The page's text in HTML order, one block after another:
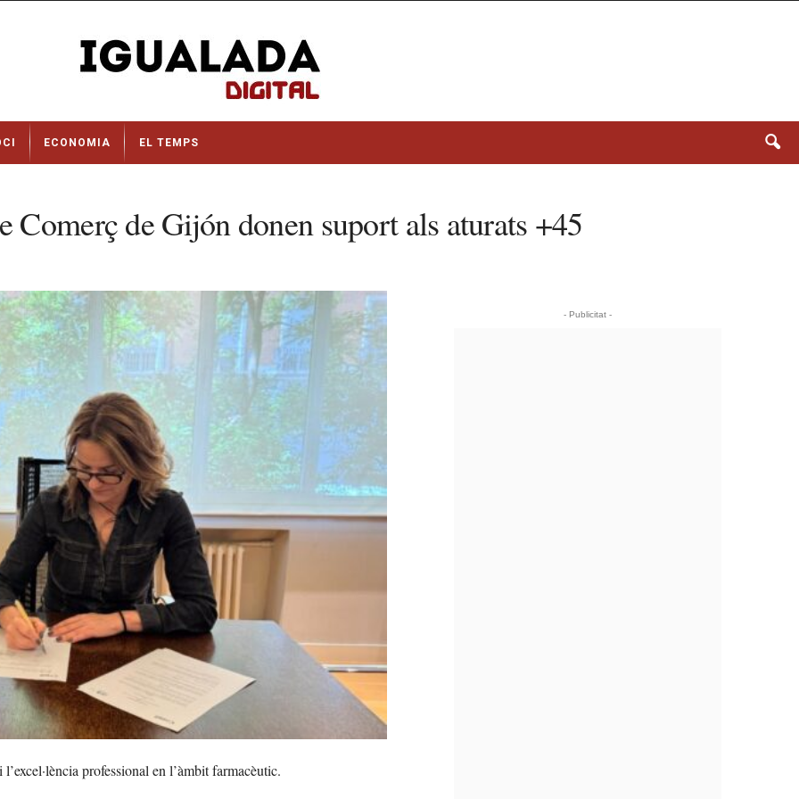
ECONOMIA EL TEMPS
Comerç de Gijón donen suport als aturats +45
professional en l’àmbit farmacèutic.
- Publicitat -